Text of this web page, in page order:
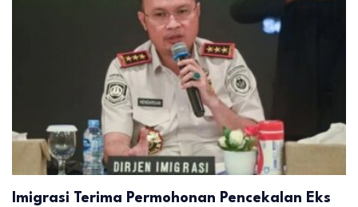
Imigrasi Terima Permohonan Pencekalan Eks